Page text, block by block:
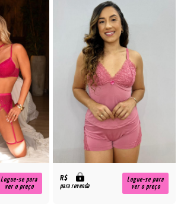
Logue-se para
ver o preço
R$
para revenda
Logue-se para
ver o preço